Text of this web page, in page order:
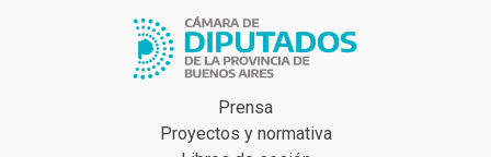
Prensa
Proyectos y normativa